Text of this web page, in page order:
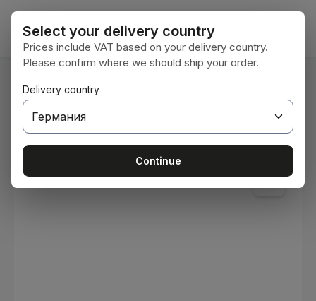
Преминете към основното съдържание
Вие сте тук: Начална страница
Бои и лакове
Пропуснете галерия с изображения
Select your delivery country
Prices include VAT based on your delivery country.
Please confirm where we should ship your order.
Delivery country
Continue